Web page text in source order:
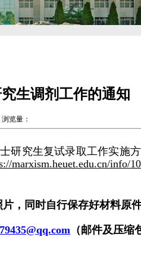
生调剂工作的通知
览量：
研究生复试录取工作实施
marxism.heuet.edu.cn/info/
，同时自行保存好材料原
@qq.com （邮件及压缩